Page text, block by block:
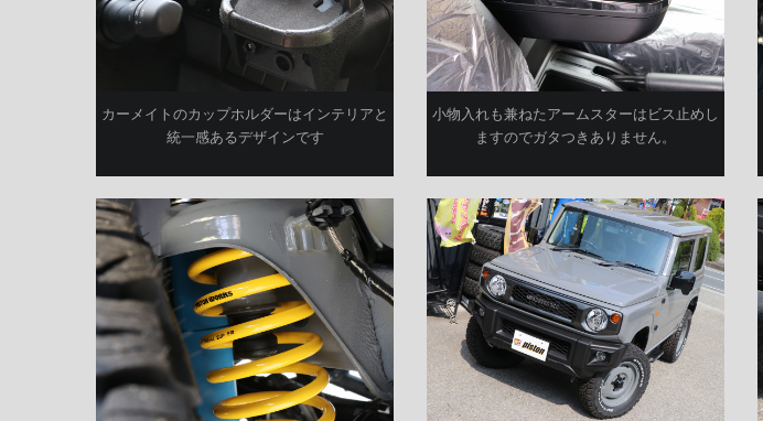
カーメイトのカップホルダーはインテリアと
統一感あるデザインです
小物入れも兼ねたアームスターはビス止めし
ますのでガタつきありません。